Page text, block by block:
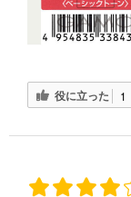
役に立った 1